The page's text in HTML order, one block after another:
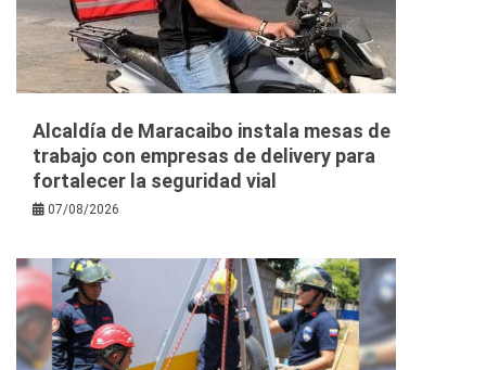
Alcaldía de Maracaibo instala mesas de
trabajo con empresas de delivery para
fortalecer la seguridad vial
07/08/2026